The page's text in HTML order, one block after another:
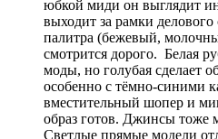
юбкой миди он выглядит
выходит за рамки
палитра (бежевый,
смотрится дорого. Белая
моды, но голубая сделает
особенно с тёмно-синими
вместительный шопер и
образ готов. Джинсы тоже
Светлые прямые модели